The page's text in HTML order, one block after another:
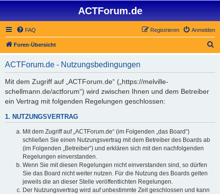
ACTForum.de
FAQ Anmelden
Registrieren
Foren-Übersicht
ACTForum.de - Nutzungsbedingungen
Mit dem Zugriff auf „ACTForum.de“ („https://melville-
schellmann.de/actforum“) wird zwischen Ihnen und dem Betreiber
ein Vertrag mit folgenden Regelungen geschlossen:
1. NUTZUNGSVERTRAG
Mit dem Zugriff auf „ACTForum.de“ (im Folgenden „das Board“)
schließen Sie einen Nutzungsvertrag mit dem Betreiber des Boards ab
(im Folgenden „Betreiber“) und erklären sich mit den nachfolgenden
Regelungen einverstanden.
Wenn Sie mit diesen Regelungen nicht einverstanden sind, so dürfen
Sie das Board nicht weiter nutzen. Für die Nutzung des Boards gelten
jeweils die an dieser Stelle veröffentlichten Regelungen.
Der Nutzungsvertrag wird auf unbestimmte Zeit geschlossen und kann